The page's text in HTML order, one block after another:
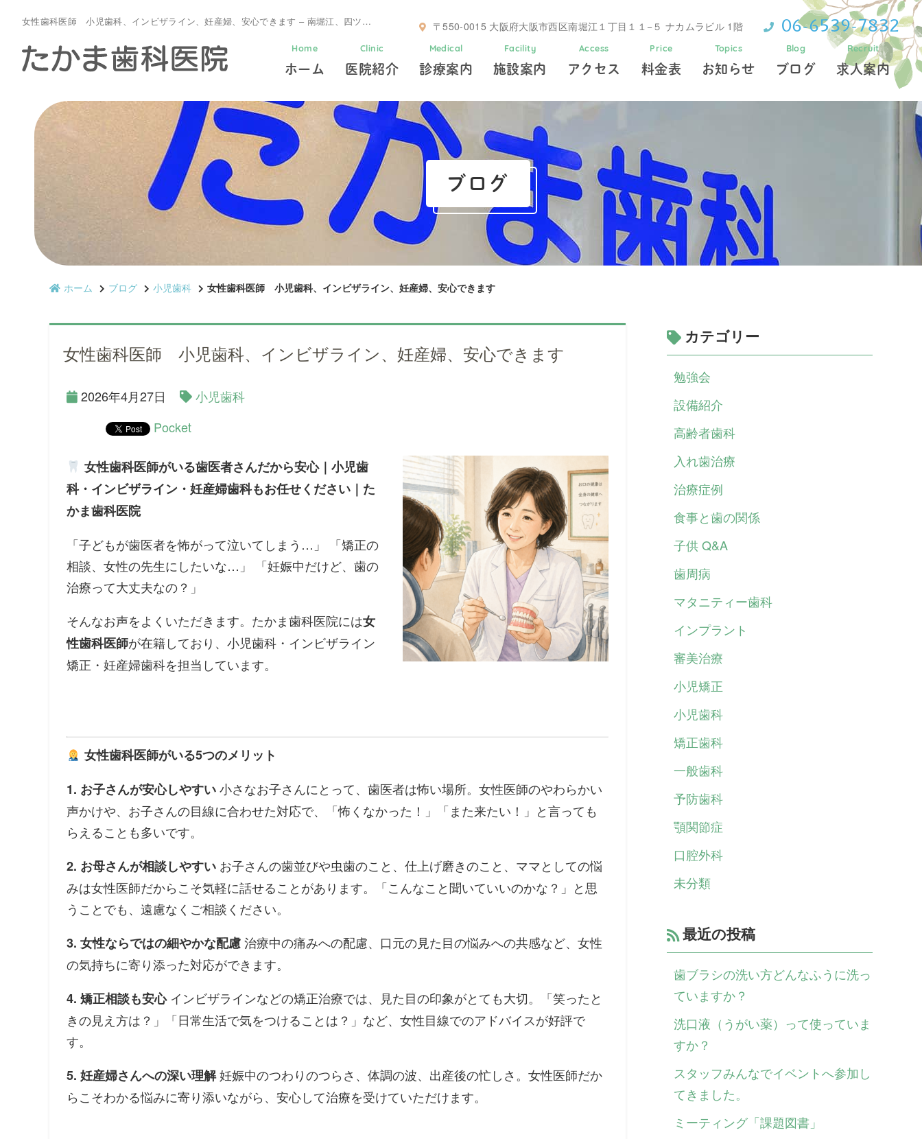
〒550-0015 大阪府大阪市西区南堀江１丁目１１−５ ナカムラビル 1階 06-6539-7832
Home
ホーム
Clinic
医院紹介
Medical
診療案内
Facility
施設案内
Access
アクセス
Price
料金表
Topics
お知らせ
Blog
ブログ
Recruit
求人案内
ブログ
女性歯科医師 小児歯科、インビザライン、妊産婦、安心できます – 南堀江、四ツ橋、大阪市西区の歯科なら「たかま歯科医院」
ホーム ブログ 小児歯科 女性歯科医師 小児歯科、インビザライン、妊産婦、安心できます
女性歯科医師 小児歯科、インビザライン、妊産婦、安心できます
2026年4月27日
小児歯科
Pocket
女性歯科医師がいる歯医者さんだから安心｜小児歯
科・インビザライン・妊産婦歯科もお任せください｜た
かま歯科医院
「子どもが歯医者を怖がって泣いてしまう…」 「矯正の
相談、女性の先生にしたいな…」 「妊娠中だけど、歯の
治療って大丈夫なの？」
そんなお声をよくいただきます。たかま歯科医院には女
性歯科医師が在籍しており、小児歯科・インビザライン
矯正・妊産婦歯科を担当しています。
女性歯科医師がいる5つのメリット
1. お子さんが安心しやすい小さなお子さんにとって、歯医者は怖い場所。女性医師のやわらかい
声かけや、お子さんの目線に合わせた対応で、「怖くなかった！」「また来たい！」と言っても
らえることも多いです。
2. お母さんが相談しやすい お子さんの歯並びや虫歯のこと、仕上げ磨きのこと、ママとしての悩
みは女性医師だからこそ気軽に話せることがあります。「こんなこと聞いていいのかな？」と思
うことでも、遠慮なくご相談ください。
3. 女性ならではの細やかな配慮治療中の痛みへの配慮、口元の見た目の悩みへの共感など、女性
の気持ちに寄り添った対応ができます。
4. 矯正相談も安心インビザラインなどの矯正治療では、見た目の印象がとても大切。「笑ったと
きの見え方は？」「日常生活で気をつけることは？」など、女性目線でのアドバイスが好評で
す。
5. 妊産婦さんへの深い理解妊娠中のつわりのつらさ、体調の波、出産後の忙しさ。女性医師だか
らこそわかる悩みに寄り添いながら、安心して治療を受けていただけます。
カテゴリー
勉強会
設備紹介
高齢者歯科
入れ歯治療
治療症例
食事と歯の関係
子供 Q&A
歯周病
マタニティー歯科
インプラント
審美治療
小児矯正
小児歯科
矯正歯科
一般歯科
予防歯科
顎関節症
口腔外科
未分類
最近の投稿
歯ブラシの洗い方どんなふうに洗っ
ていますか？
洗口液（うがい薬）って使っていま
すか？
スタッフみんなでイベントへ参加し
てきました。
ミーティング「課題図書」